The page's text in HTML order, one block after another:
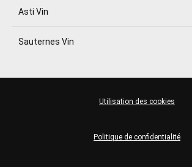
Asti Vin
Sauternes Vin
Politique de confidentialité
Utilisation des cookies